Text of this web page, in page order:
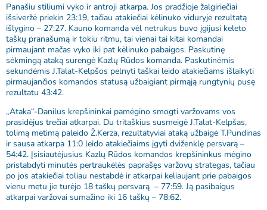
Panašiu stiliumi vyko ir antroji atkarpa. Jos pradžioje žalgiriečiai
išsiveržė priekin 23:19, tačiau atakiečiai kėlinuko viduryje rezultatą
išlygino – 27:27. Kauno komanda vėl netrukus buvo įgijusi keleto
taškų pranašumą ir tokiu ritmu, tai vienai tai kitai komandai
pirmaujant mačas vyko iki pat kėlinuko pabaigos. Paskutinę
sėkmingą ataką surengė Kazlų Rūdos komanda. Paskutinėmis
sekundėmis J.Talat-Kelpšos pelnyti taškai leido atakiečiams išlaikyti
pirmaujančios komandos statusą užbaigiant pirmąją rungtynių pusę
rezultatu 43:42.
„Ataka“-Danilus krepšininkai pamėgino smogti varžovams vos
prasidėjus trečiai atkarpai. Du tritaškius susmeigė J.Talat-Kelpšas,
tolimą metimą paleido Ž.Kerza, rezultatyviai ataką užbaigė T.Pundinas
ir sausa atkarpa 11:0 leido atakiečiaims įgyti dviženklę persvarą –
54:42. Įsisiautėjusius Kazlų Rūdos komandos krepšininkus mėgino
pristabdyti minutės pertraukėlės paprašęs varžovų strategas, tačiau
po jos atakiečiai toliau nestabdė ir atkarpai keliaujant prie pabaigos
vienu metu jie turėjo 18 taškų persvarą – 77:59. Ją pasibaigus
atkarpai varžovai sumažino iki 16 taškų – 78:62.